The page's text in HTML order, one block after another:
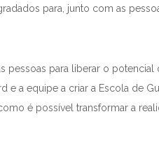
para, junto com as
pessoas para liberar o
e a equipe a criar a Escola de
é possível transformar a